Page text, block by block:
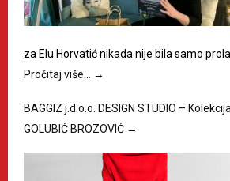
za Elu Horvatić nikada nije bila samo
Pročitaj više… →
BAGGIZ j.d.o.o. DESIGN STUDIO –
GOLUBIĆ BROZOVIĆ →